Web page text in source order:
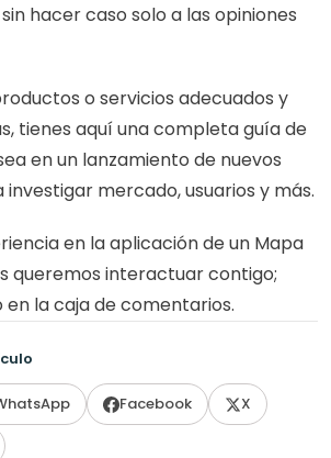
hacer caso solo a las opiniones
o servicios adecuados y
tienes aquí una completa guía de
en un lanzamiento de nuevos
mercado, usuarios y más.
en la aplicación de un Mapa
queremos interactuar contigo;
la caja de comentarios.
Facebook
X